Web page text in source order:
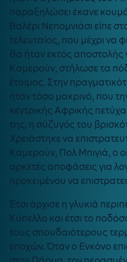
παραξηλώσει έκανε
Βαλέρι Νεπομνιάσι είπε
τελευταίος, που μέχρι
θα ήταν εκτός αποστολής
Καμερούν, στήλωσε τα
έτοιμος. Στην
ήταν τόσο μακρινό, που
κεντρικής Αφρικής
της, η σύζυγός του
Χρειάστηκε να
Καμερούν, Πολ Μπιγιά, ο
αρκετές αποφάσεις για
προκειμένου να
Έτσι άρχισε η γλυκιά
Κύπελλο και έτσι το
τους σπουδαιότερους
εποχών. Όταν ο Ενκόνο